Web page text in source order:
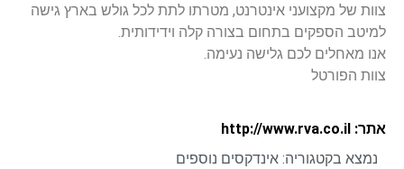
צוות של מקצועני אינטרנט, מטרתו לתת לכל גולש בארץ גישה
למיטב הספקים בתחום בצורה קלה וידידותית.
אנו מאחלים לכם גלישה נעימה.
צוות הפורטל
אתר: http://www.rva.co.il
נמצא בקטגוריה: אינדקסים נוספים